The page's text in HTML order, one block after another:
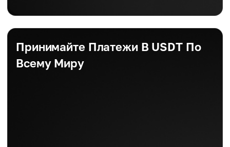
Принимайте Платежи В USDT По
Всему Миру